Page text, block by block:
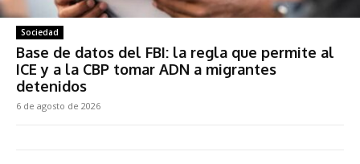
Sociedad
Base de datos del FBI: la regla que permite al
ICE y a la CBP tomar ADN a migrantes
detenidos
6 de agosto de 2026